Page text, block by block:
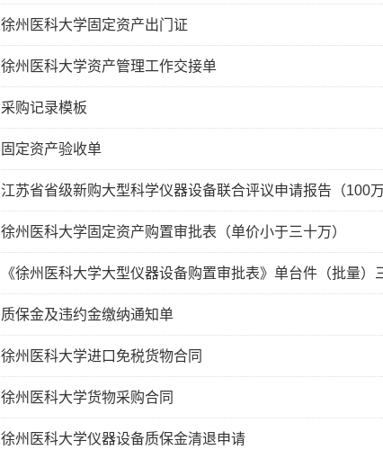
徐州医科大学固定资产出门证
徐州医科大学资产管理工作交接单
采购记录模板
固定资产验收单
江苏省省级新购大型科学仪器设备联合评议申请报告（100
徐州医科大学固定资产购置审批表（单价小于三十万）
《徐州医科大学大型仪器设备购置审批表》单台件（批量）
质保金及违约金缴纳通知单
徐州医科大学进口免税货物合同
徐州医科大学货物采购合同
徐州医科大学仪器设备质保金清退申请